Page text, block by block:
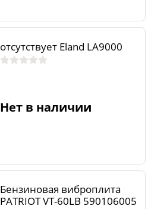
отсутствует Eland LA9000
Нет в наличии
Бензиновая виброплита
PATRIOT VT-60LB 590106005